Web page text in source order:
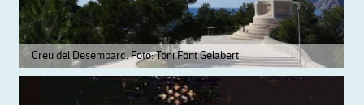
Creu del Desembarc. Foto: Toni Font Gelabert